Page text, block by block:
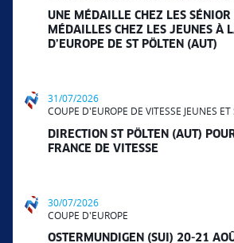
UNE MÉDAILLE CHEZ LES SÉNIOR
MÉDAILLES CHEZ LES JEUNES À
D’EUROPE DE ST PÖLTEN (AUT)
31/07/2026
COUPE D'EUROPE DE VITESSE JEUNES ET
DIRECTION ST PÖLTEN (AUT)
FRANCE DE VITESSE
30/07/2026
COUPE D'EUROPE
OSTERMUNDIGEN (SUI) 20-21